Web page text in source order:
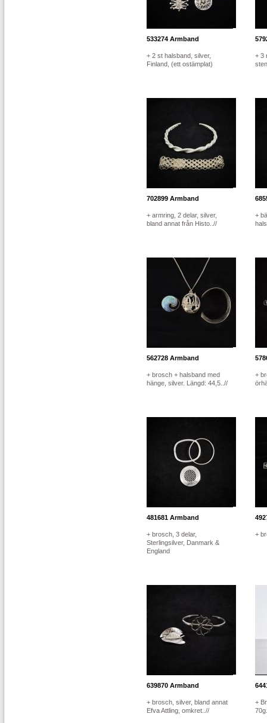
533274 Armband
+ 2 st halsband, silver,
Finland, (ett ostämplat)
+ 3
702899 Armband
+ armring, 2 delar, silver,
bland annat från Histo..//
+
562728 Armband
+ brosch + halsband med
hänge, silver. Längd: 44,5..//
+
481681 Armband
+ brosch, 3 delar,
Sterlingsilver, Danmark &
England
+
639870 Armband
+ brosch, silver, bland annat
Efva Attling, omkret..//
+